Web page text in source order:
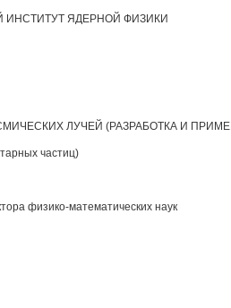
ИНСТИТУТ ЯДЕРНОЙ ФИЗИКИ
ЛУЧЕЙ (РАЗРАБОТКА И
частиц)
физико-математических наук